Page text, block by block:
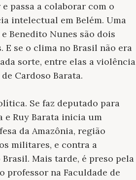
passa a colaborar com o
intelectual em Belém. Uma
Benedito Nunes são dois
E se o clima no Brasil não era
sorte, entre elas a violência
Cardoso Barata.
Se faz deputado para
e Ruy Barata inicia um
da Amazônia, região
militares, e contra a
Mais tarde, é preso pela
professor na Faculdade de